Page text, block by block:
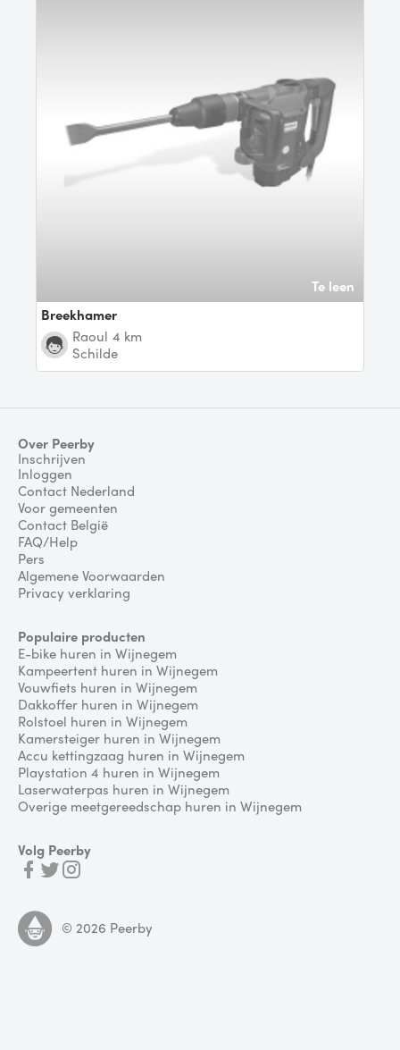
Te leen
Breekhamer
raoul 4 km
Schilde
Over Peerby
Inschrijven
Inloggen
Contact Nederland
Voor gemeenten
Contact België
FAQ/Help
Pers
Algemene Voorwaarden
Privacy verklaring
Populaire producten
E-bike huren in Wijnegem
Kampeertent huren in Wijnegem
Vouwfiets huren in Wijnegem
Dakkoffer huren in Wijnegem
Rolstoel huren in Wijnegem
Kamersteiger huren in Wijnegem
Accu kettingzaag huren in Wijnegem
Playstation 4 huren in Wijnegem
Laserwaterpas huren in Wijnegem
Overige meetgereedschap huren in Wijnegem
Volg Peerby
© 2026 Peerby